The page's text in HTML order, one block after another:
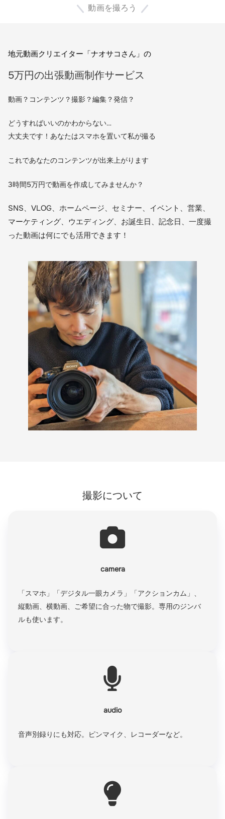
動画を撮ろう
地元動画クリエイター「ナオサコさん」の
5万円の出張動画制作サービス
動画？コンテンツ？撮影？編集？発信？
どうすればいいのかわからない…
大丈夫です！あなたはスマホを置いて私が撮る
これであなたのコンテンツが出来上がります
3時間5万円で動画を作成してみませんか？
SNS、VLOG、ホームページ、セミナー、イベント、営業、
マーケティング、ウエディング、お誕生日、記念日、一度撮
った動画は何にでも活用できます！
撮影について
camera
「スマホ」「デジタル一眼カメラ」「アクションカム」、
縦動画、横動画、ご希望に合った物で撮影。専用のジンバ
ルも使います。
audio
音声別録りにも対応。ピンマイク、レコーダーなど。